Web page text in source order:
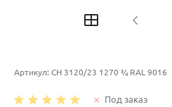
Артикул: CH 3120/23 1270 ¾ RAL 9016
Под заказ